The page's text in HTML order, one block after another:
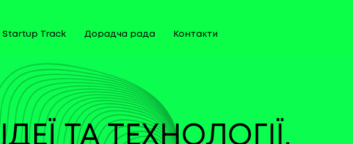
Startup Track Дорадча рада Контакти
ІДЕЇ ТА ТЕХНОЛОГІЇ,